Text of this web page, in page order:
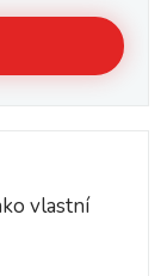
vlastní